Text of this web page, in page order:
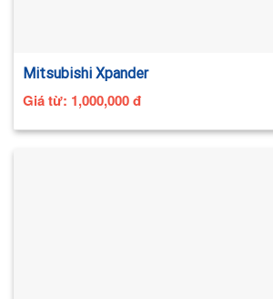
Mitsubishi Xpander
Giá từ: 1,000,000đ